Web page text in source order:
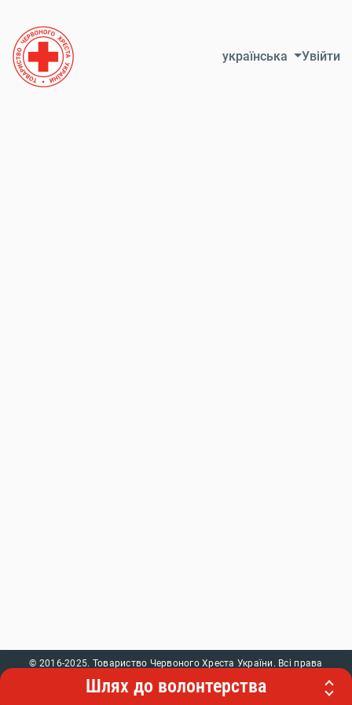
українська Увійти
Шлях до волонтерства
© 2016-2025. Товариство Червоного Хреста України. Всі права
захищені. При використанні контенту звертайтеся до нашого веб-
сайту.